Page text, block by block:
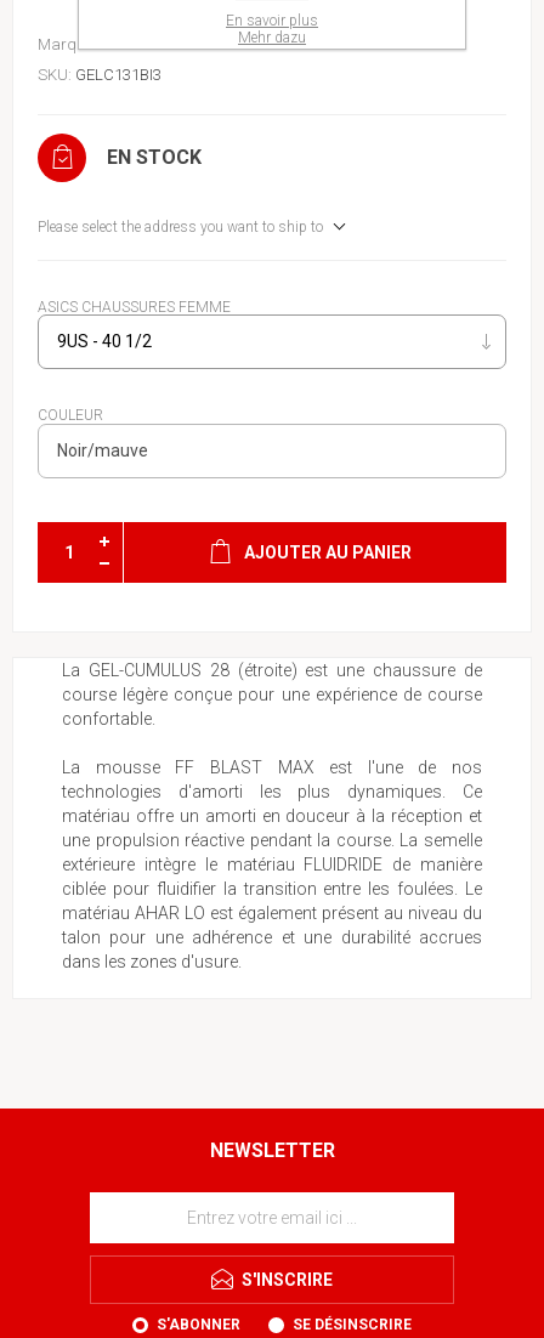
Marque:
SKU: GELC131BI3
EN STOCK
Please select the address you want to ship to
ASICS CHAUSSURES FEMME
COULEUR
AJOUTER AU PANIER
La GEL-CUMULUS 28 (étroite) est une chaussure de
course légère conçue pour une expérience de course
confortable.
La mousse FF BLAST MAX est l'une de nos
technologies d'amorti les plus dynamiques. Ce
matériau offre un amorti en douceur à la réception et
une propulsion réactive pendant la course. La semelle
extérieure intègre le matériau FLUIDRIDE de manière
ciblée pour fluidifier la transition entre les foulées. Le
matériau AHAR LO est également présent au niveau du
talon pour une adhérence et une durabilité accrues
dans les zones d'usure.
NEWSLETTER
S'INSCRIRE
S'ABONNER SE DÉSINSCRIRE
En savoir plus
Mehr dazu